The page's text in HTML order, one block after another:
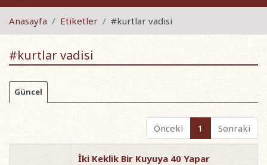
Anasayfa Etiketler #kurtlar vadisi
#kurtlar vadisi
Güncel
Önceki 1 Sonraki
İki Keklik Bir Kuyuya 40 Yapar